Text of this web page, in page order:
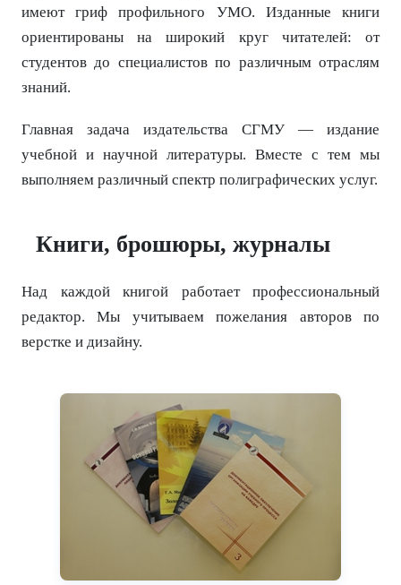
имеют гриф профильного УМО. Изданные книги
ориентированы на широкий круг читателей: от
студентов до специалистов по различным отраслям
знаний.
Главная задача издательства СГМУ — издание
учебной и научной литературы. Вместе с тем мы
выполняем различный спектр полиграфических услуг.
Книги, брошюры, журналы
Над каждой книгой работает профессиональный
редактор. Мы учитываем пожелания авторов по
верстке и дизайну.